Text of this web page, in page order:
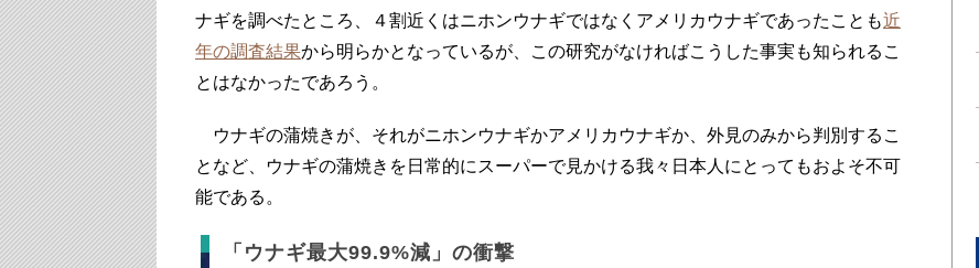
ナギを調べたところ、４割近くはニホンウナギではなくアメリカウナギであったことも近
年の調査結果から明らかとなっているが、この研究がなければこうした事実も知られるこ
とはなかったであろう。
ウナギの蒲焼きが、それがニホンウナギかアメリカウナギか、外見のみから判別するこ
となど、ウナギの蒲焼きを日常的にスーパーで見かける我々日本人にとってもおよそ不可
能である。
「ウナギ最大99.9%減」の衝撃